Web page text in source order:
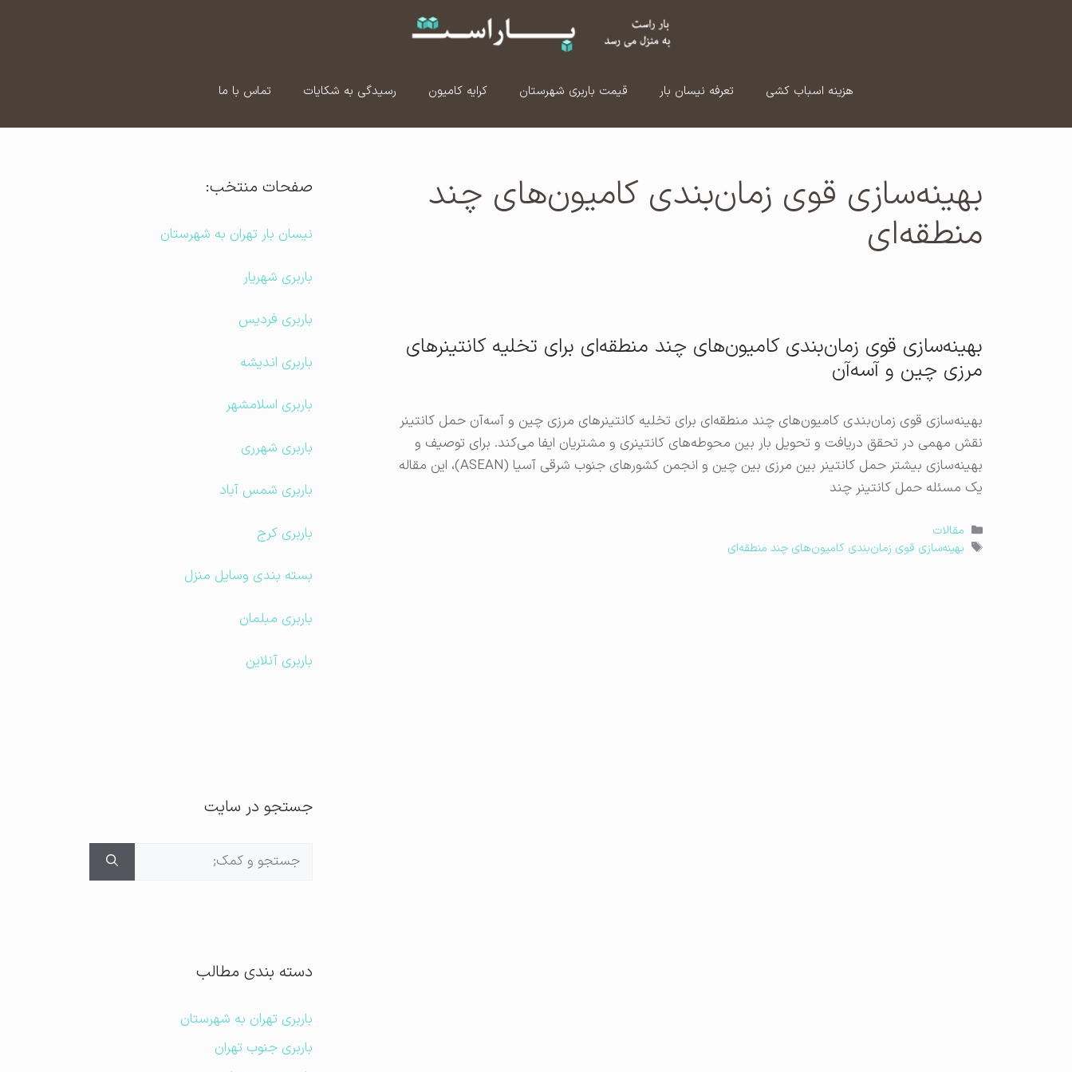
هزینه اسباب کشی تعرفه نیسان بار قیمت باربری شهرستان کرایه کامیون رسیدگی به شکایات تماس با ما
بهینه‌سازی قوی زمان‌بندی کامیون‌های چند
منطقه‌ای
بهینه‌سازی قوی زمان‌بندی کامیون‌های چند منطقه‌ای برای تخلیه کانتینرهای
مرزی چین و آسه‌آن
بهینه‌سازی قوی زمان‌بندی کامیون‌های چند منطقه‌ای برای تخلیه کانتینرهای مرزی چین و آسه‌آن حمل کانتینر
نقش مهمی در تحقق دریافت و تحویل بار بین محوطه‌های کانتینری و مشتریان ایفا می‌کند. برای توصیف و
بهینه‌سازی بیشتر حمل کانتینر بین مرزی بین چین و انجمن کشورهای جنوب شرقی آسیا (ASEAN)، این مقاله
یک مسئله حمل کانتینر چند
دسته‌ها
مقالات
برچسب‌ها
بهینه‌سازی قوی زمان‌بندی کامیون‌های چند منطقه‌ای
صفحات منتخب:
نیسان بار تهران به شهرستان
باربری شهریار
باربری فردیس
باربری اندیشه
باربری اسلامشهر
باربری شهرری
باربری شمس آباد
باربری کرج
بسته بندی وسایل منزل
باربری مبلمان
باربری آنلاین
جستجو در سایت
جستجوی
دسته بندی مطالب
باربری تهران به شهرستان
باربری جنوب تهران